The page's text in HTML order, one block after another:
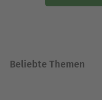
Beliebte Themen